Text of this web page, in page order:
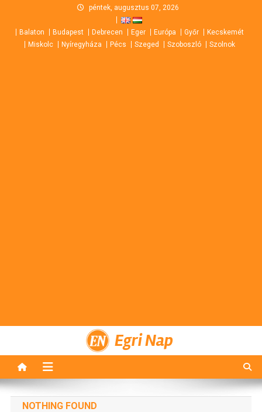
content
péntek, augusztus 07, 2026
Balaton Budapest Debrecen Eger Európa Győr
Kecskemét
Miskolc
Nyíregyháza Pécs Szeged Szoboszló Szolnok
Egri Nap
NOTHING FOUND